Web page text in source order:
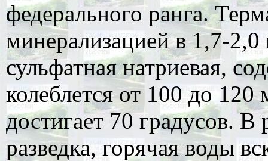
федерального ранга.
минерализацией в 1,7-
сульфатная натриевая,
колеблется от 100 до
достигает 70 градусов. В
разведка, горячая воды